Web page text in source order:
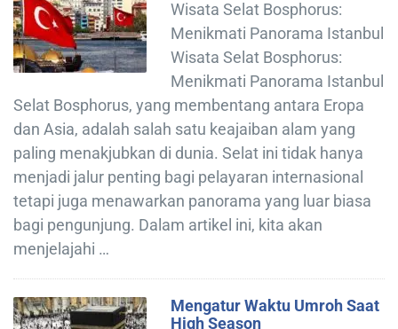
Wisata Selat Bosphorus:
Menikmati Panorama Istanbul
Wisata Selat Bosphorus:
Menikmati Panorama Istanbul
Selat Bosphorus, yang membentang antara Eropa
dan Asia, adalah salah satu keajaiban alam yang
paling menakjubkan di dunia. Selat ini tidak hanya
menjadi jalur penting bagi pelayaran internasional
tetapi juga menawarkan panorama yang luar biasa
bagi pengunjung. Dalam artikel ini, kita akan
menjelajahi …
Mengatur Waktu Umroh Saat
High Season